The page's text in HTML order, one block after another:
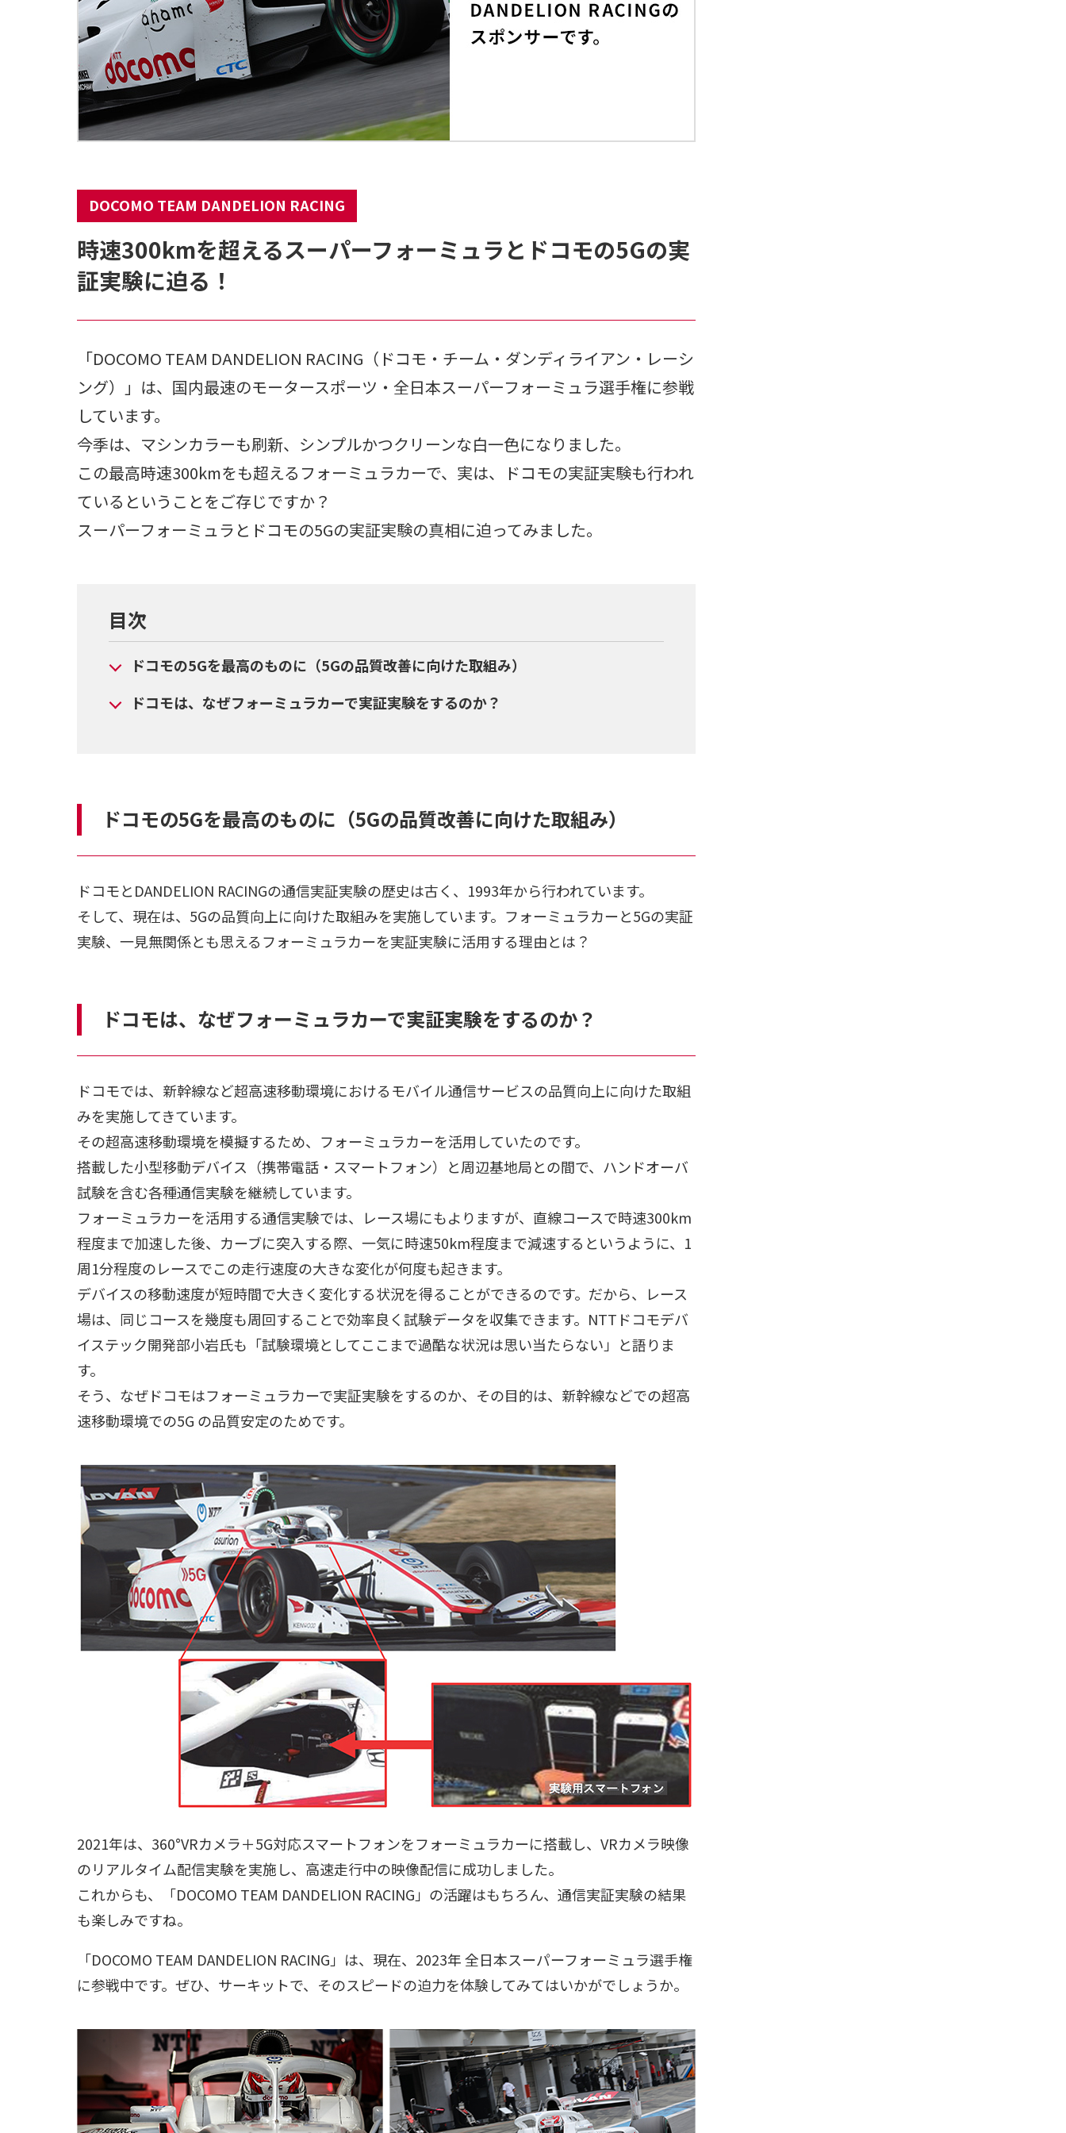
DOCOMO TEAM DANDELION RACING
時速300kmを超えるスーパーフォーミュラとドコモの5Gの実
証実験に迫る！
「DOCOMO TEAM DANDELION RACING（ドコモ・チーム・ダンディライアン・レーシ
ング）」は、国内最速のモータースポーツ・全日本スーパーフォーミュラ選手権に参戦
しています。
今季は、マシンカラーも刷新、シンプルかつクリーンな白一色になりました。
この最高時速300kmをも超えるフォーミュラカーで、実は、ドコモの実証実験も行われ
ているということをご存じですか？
スーパーフォーミュラとドコモの5Gの実証実験の真相に迫ってみました。
目次
ドコモの5Gを最高のものに（5Gの品質改善に向けた取組み）
ドコモは、なぜフォーミュラカーで実証実験をするのか？
ドコモの5Gを最高のものに（5Gの品質改善に向けた取組み）
ドコモとDANDELION RACINGの通信実証実験の歴史は古く、1993年から行われています。
そして、現在は、5Gの品質向上に向けた取組みを実施しています。フォーミュラカーと5Gの実証
実験、一見無関係とも思えるフォーミュラカーを実証実験に活用する理由とは？
ドコモは、なぜフォーミュラカーで実証実験をするのか？
ドコモでは、新幹線など超高速移動環境におけるモバイル通信サービスの品質向上に向けた取組
みを実施してきています。
その超高速移動環境を模擬するため、フォーミュラカーを活用していたのです。
搭載した小型移動デバイス（携帯電話・スマートフォン）と周辺基地局との間で、ハンドオーバ
試験を含む各種通信実験を継続しています。
フォーミュラカーを活用する通信実験では、レース場にもよりますが、直線コースで時速300km
程度まで加速した後、カーブに突入する際、一気に時速50km程度まで減速するというように、1
周1分程度のレースでこの走行速度の大きな変化が何度も起きます。
デバイスの移動速度が短時間で大きく変化する状況を得ることができるのです。だから、レース
場は、同じコースを幾度も周回することで効率良く試験データを収集できます。NTTドコモデバ
イステック開発部小岩氏も「試験環境としてここまで過酷な状況は思い当たらない」と語りま
す。
そう、なぜドコモはフォーミュラカーで実証実験をするのか、その目的は、新幹線などでの超高
速移動環境での5G の品質安定のためです。
2021年は、360°VRカメラ＋5G対応スマートフォンをフォーミュラカーに搭載し、VRカメラ映像
のリアルタイム配信実験を実施し、高速走行中の映像配信に成功しました。
これからも、「DOCOMO TEAM DANDELION RACING」の活躍はもちろん、通信実証実験の結果
も楽しみですね。
「DOCOMO TEAM DANDELION RACING」は、現在、2023年 全日本スーパーフォーミュラ選手権
に参戦中です。ぜひ、サーキットで、そのスピードの迫力を体験してみてはいかがでしょうか。